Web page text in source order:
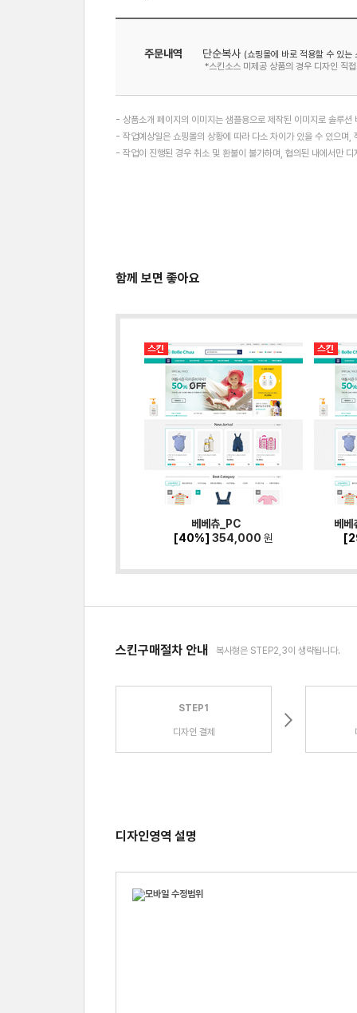
주문내역 단순복사 (쇼핑몰에 바로 적용할 수 있는
*스킨소스 미제공 상품의 경우 디자인 직
- 상품소개 페이지의 이미지는 샘플용으로 제작된 이미지로 솔루
- 작업예상일은 쇼핑몰의 상황에 따라 다소 차이가 있을 수 있으며,
- 작업이 진행된 경우 취소 및 환불이 불가하며, 협의된 내에서만 디
함께 보면 좋아요
베베츄_PC
[40%] 354,000 원
베베
스킨구매절차 안내 복사형은 STEP2,3이 생략됩니다.
STEP1
디자인 결제
디자인영역 설명